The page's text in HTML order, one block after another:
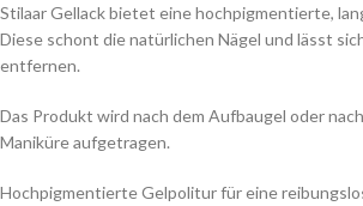
Stilaar Gellack bietet eine hochpigmentierte,
Diese schont die natürlichen Nägel und lässt
entfernen.
Das Produkt wird nach dem Aufbaugel oder
Maniküre aufgetragen.
Hochpigmentierte Gelpolitur für eine